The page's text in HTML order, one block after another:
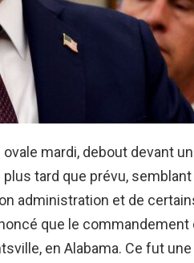
mardi, debout devant un
tard que prévu, semblant
administration et de
que le commandement
en Alabama. Ce fut une